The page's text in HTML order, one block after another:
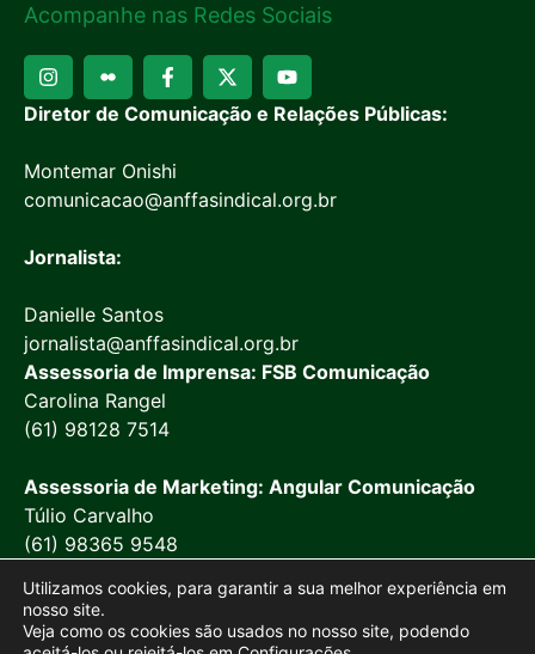
Acompanhe nas Redes Sociais
Diretor de Comunicação e Relações Públicas:
Montemar Onishi
comunicacao@anffasindical.org.br
Jornalista:
Danielle Santos
jornalista@anffasindical.org.br
Assessoria de Imprensa: FSB Comunicação
Carolina Rangel
(61) 98128 7514
Assessoria de Marketing: Angular Comunicação
Túlio Carvalho
(61) 98365 9548
Utilizamos cookies, para garantir a sua melhor experiência em
nosso site.
Veja como os cookies são usados no nosso site, podendo